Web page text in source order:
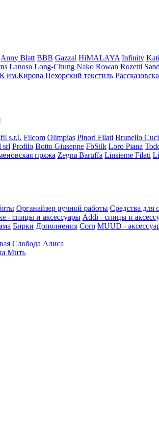
Anny Blatt BBB Gazzal HiMALAYA Infinity
Lanoso Long-Chung Nako Rowan Rozetti
им.Кирова Пехорский текстиль
s.r.l. Filcom Olimpias Pinori Filati Brunello
srl Profilo Botto Giuseppe FbSilk Loro Piana
пряжа Zegna Baruffa Linsieme Filati
Органайзер ручной работы Средства для
- спицы и аксессуары Addi - спицы и
Бирки Дополнения Corn MUUD -
Слобода Алиса
Мить